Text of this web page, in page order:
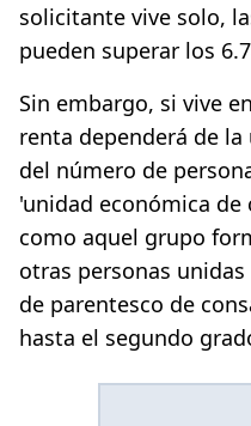
solicitante vive solo,
pueden superar los
Sin embargo, si vive
renta dependerá de
del número de
'unidad económica
como aquel grupo
otras personas
de parentesco de
hasta el segundo